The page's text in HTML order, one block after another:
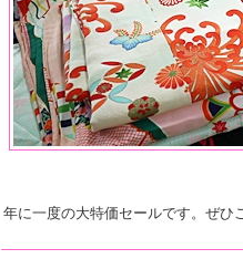
年に一度の大特価セールです。ぜひ